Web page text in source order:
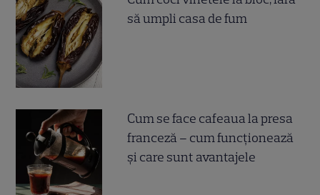
să umpli casa de fum
Cum se face cafeaua la presa
franceză – cum funcționează
și care sunt avantajele